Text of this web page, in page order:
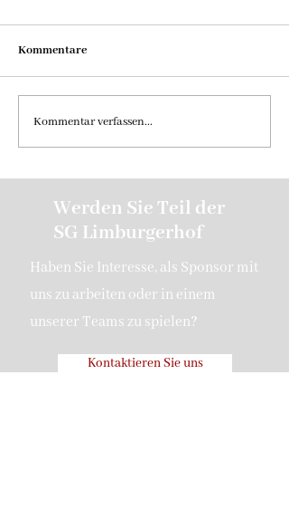
Kommentare
Kommentar verfassen...
Werden Sie Teil der
SG Limburgerhof
Haben Sie Interesse, als Sponsor mit
uns zu arbeiten oder in einem
unserer Teams zu spielen?
Kontaktieren Sie uns